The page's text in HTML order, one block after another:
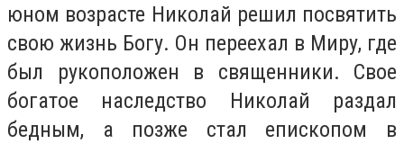
юном возрасте Николай решил посвятить
свою жизнь Богу. Он переехал в Миру, где
был рукоположен в священники. Свое
богатое наследство Николай раздал
бедным, а позже стал епископом в